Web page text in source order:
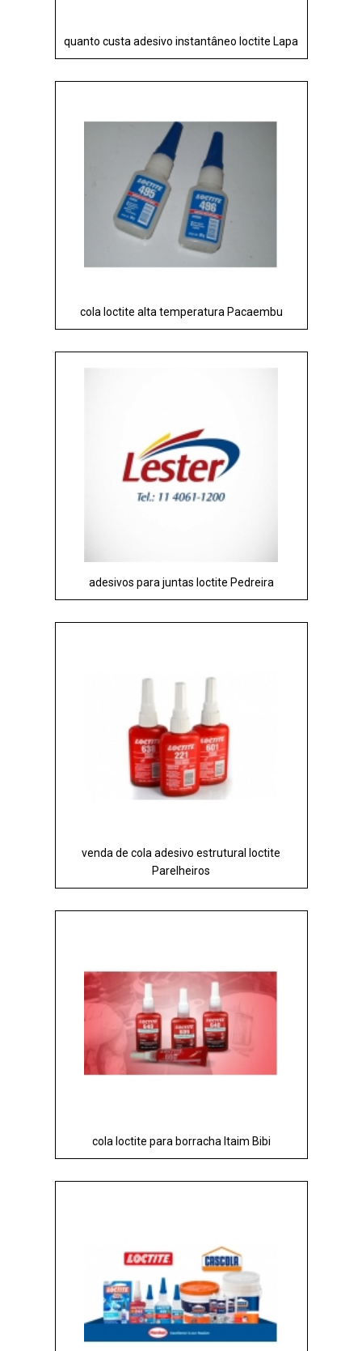
quanto custa adesivo instantâneo loctite Lapa
cola loctite alta temperatura Pacaembu
adesivos para juntas loctite Pedreira
venda de cola adesivo estrutural loctite
Parelheiros
cola loctite para borracha Itaim Bibi